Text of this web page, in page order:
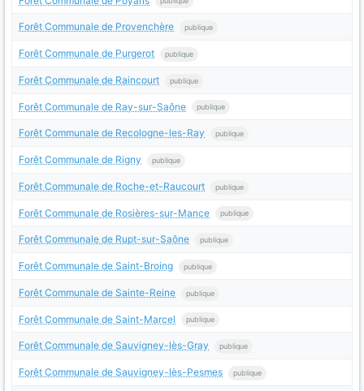
Forêt Communale de Provenchère publique
Forêt Communale de Purgerot publique
Forêt Communale de Raincourt publique
Forêt Communale de Ray-sur-Saône publique
Forêt Communale de Recologne-les-Ray publique
Forêt Communale de Rigny publique
Forêt Communale de Roche-et-Raucourt publique
Forêt Communale de Rosières-sur-Mance publique
Forêt Communale de Rupt-sur-Saône publique
Forêt Communale de Saint-Broing publique
Forêt Communale de Sainte-Reine publique
Forêt Communale de Saint-Marcel publique
Forêt Communale de Sauvigney-lès-Gray publique
Forêt Communale de Sauvigney-lès-Pesmes publique